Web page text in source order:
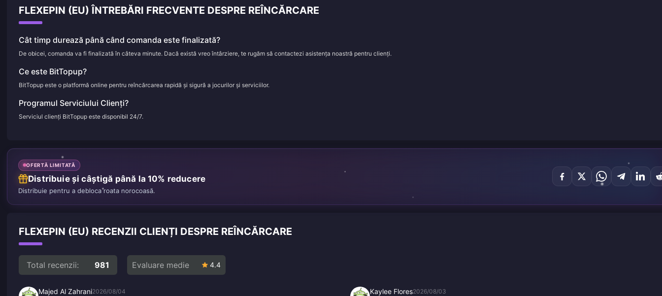
FLEXEPIN (EU) ÎNTREBĂRI FRECVENTE DESPRE REÎNCĂRCARE
Cât timp durează până când comanda este finalizată?
De obicei, comanda va fi finalizată în câteva minute. Dacă există vreo întârziere, te rugăm să contactezi asistența noastră pentru clienți.
Ce este BitTopup?
BitTopup este o platformă online pentru reîncărcarea rapidă și sigură a jocurilor și serviciilor.
Programul Serviciului Clienți?
Serviciul clienți BitTopup este disponibil 24/7.
OFERTĂ LIMITATĂ
Distribuie și câștigă până la 10% reducere
Distribuie pentru a debloca roata norocoasă.
FLEXEPIN (EU) RECENZII CLIENȚI DESPRE REÎNCĂRCARE
Total recenzii: 981 Evaluare medie 4.4
Majed Al Zahrani2026/08/04 Kaylee Flores2026/08/03